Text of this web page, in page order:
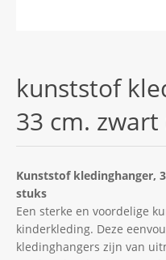
kunststof
33 cm. zwart
Kunststof kledinghanger,
stuks
Een sterke en voordelige
kinderkleding. Deze
kledinghangers zijn van